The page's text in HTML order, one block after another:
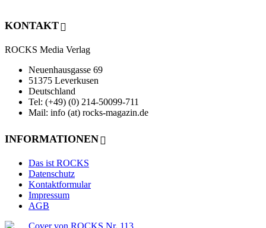
KONTAKT
ROCKS Media Verlag
Neuenhausgasse 69
51375 Leverkusen
Deutschland
Tel: (+49) (0) 214-50099-711
Mail: info (at) rocks-magazin.de
INFORMATIONEN
Das ist ROCKS
Datenschutz
Kontaktformular
Impressum
AGB